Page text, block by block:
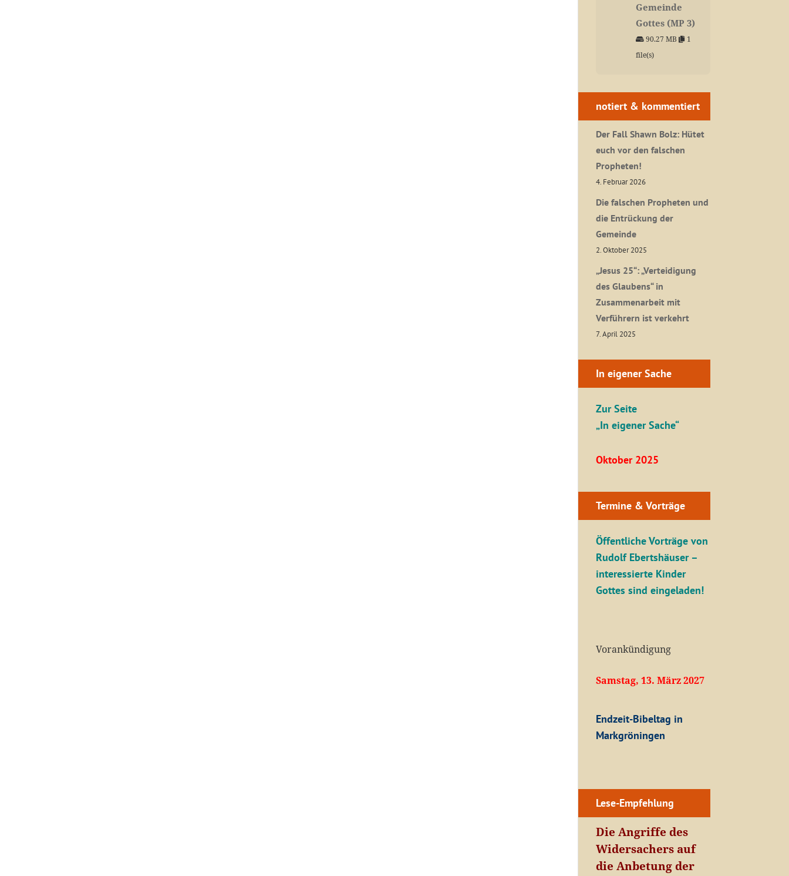
Gemeinde
Gottes (MP 3)
90.27 MB
1
file(s)
notiert & kommentiert
Der Fall Shawn Bolz: Hütet
euch vor den falschen
Propheten!
4. Februar 2026
Die falschen Propheten und
die Entrückung der
Gemeinde
2. Oktober 2025
„Jesus 25“: „Verteidigung
des Glaubens“ in
Zusammenarbeit mit
Verführern ist verkehrt
7. April 2025
In eigener Sache
Zur Seite
„In eigener Sache“
Oktober 2025
Termine & Vorträge
Öffentliche Vorträge von
Rudolf Ebertshäuser –
interessierte Kinder
Gottes sind eingeladen!
Vorankündigung
Samstag, 13. März 2027
Endzeit-Bibeltag in
Markgröningen
Lese-Empfehlung
Die Angriffe des
Widersachers auf
die Anbetung der